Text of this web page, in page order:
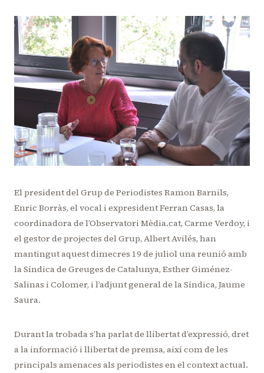
El president del Grup de Periodistes Ramon Barnils,
Enric Borràs, el vocal i expresident Ferran Casas, la
coordinadora de l’Observatori Mèdia.cat, Carme Verdoy, i
el gestor de projectes del Grup, Albert Avilés, han
mantingut aquest dimecres 19 de juliol una reunió amb
la Síndica de Greuges de Catalunya, Esther Giménez-
Salinas i Colomer, i l’adjunt general de la Síndica, Jaume
Saura.
Durant la trobada s’ha parlat de llibertat d’expressió, dret
a la informació i llibertat de premsa, així com de les
principals amenaces als periodistes en el context actual.